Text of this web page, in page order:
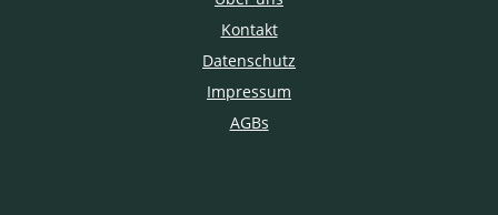
Kontakt
Datenschutz
Impressum
AGBs